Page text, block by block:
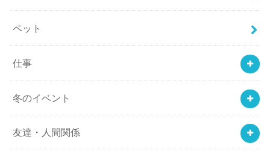
ペット
仕事
冬のイベント
友達・人間関係